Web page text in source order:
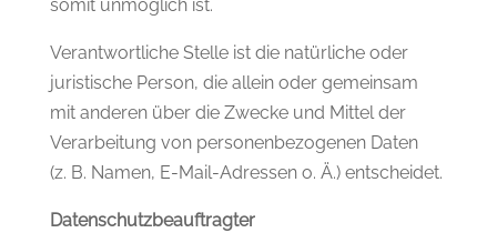
somit unmöglich ist.
Verantwortliche Stelle ist die natürliche oder
juristische Person, die allein oder gemeinsam
mit anderen über die Zwecke und Mittel der
Verarbeitung von personenbezogenen Daten
(z. B. Namen, E-Mail-Adressen o. Ä.) entscheidet.
Datenschutzbeauftragter